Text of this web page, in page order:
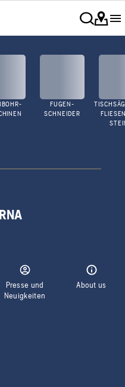
FUGEN-
SCHNEIDER
Presse und
Neuigkeiten
About us